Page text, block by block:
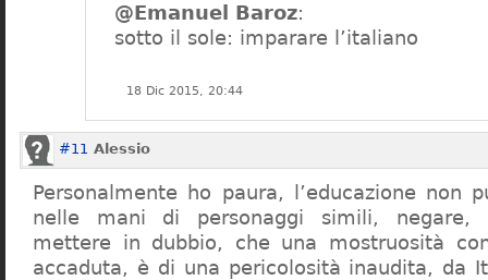
@Emanuel Baroz:
sotto il sole: imparare l’italiano
18 Dic 2015, 20:44
#11 Alessio
Personalmente ho paura, l’educazione non
nelle mani di personaggi simili, negare,
mettere in dubbio, che una mostruosità
accaduta, è di una pericolosità inaudita, da